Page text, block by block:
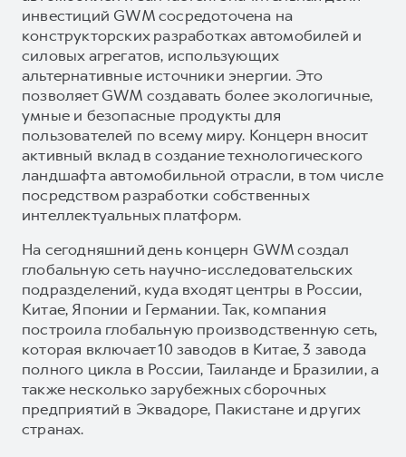
инвестиций GWM сосредоточена на
конструкторских разработках автомобилей и
силовых агрегатов, использующих
альтернативные источники энергии. Это
позволяет GWM создавать более экологичные,
умные и безопасные продукты для
пользователей по всему миру. Концерн вносит
активный вклад в создание технологического
ландшафта автомобильной отрасли, в том числе
посредством разработки собственных
интеллектуальных платформ.
На сегодняшний день концерн GWM создал
глобальную сеть научно-исследовательских
подразделений, куда входят центры в России,
Китае, Японии и Германии. Так, компания
построила глобальную производственную сеть,
которая включает 10 заводов в Китае, 3 завода
полного цикла в России, Таиланде и Бразилии, а
также несколько зарубежных сборочных
предприятий в Эквадоре, Пакистане и других
странах.